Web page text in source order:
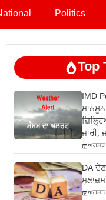
Politics
Top
IMD
ਜਾਰੀ,
ਅਗਸਤ
DA
ਅਗਸਤ